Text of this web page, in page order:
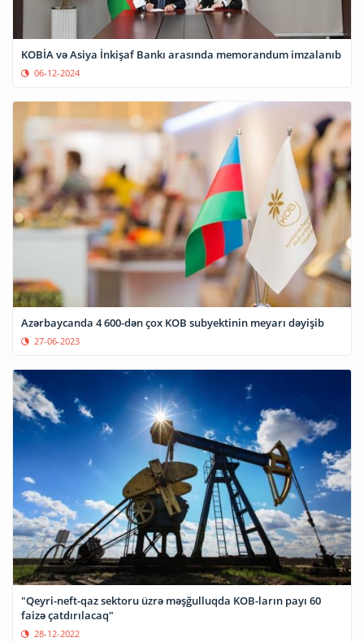
KOBİA və Asiya İnkişaf Bankı arasında memorandum imzalanıb
06-12-2024
Azərbaycanda 4 600-dən çox KOB subyektinin meyarı dəyişib
27-06-2023
"Qeyri-neft-qaz sektoru üzrə məşğulluqda KOB-ların payı 60
faizə çatdırılacaq"
28-12-2022